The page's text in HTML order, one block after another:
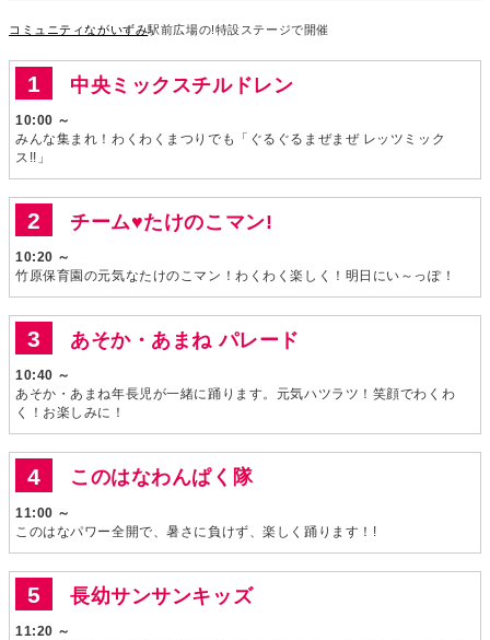
コミュニティながいずみ駅前広場の!特設ステージで開催
中央ミックスチルドレン
10:00 ～
みんな集まれ！わくわくまつりでも「ぐるぐるまぜまぜ レッツミック
ス!!」
チーム♥たけのこマン!
10:20 ～
竹原保育園の元気なたけのこマン！わくわく楽しく！明日にい～っぽ！
あそか・あまね パレード
10:40 ～
あそか・あまね年長児が一緒に踊ります。元気ハツラツ！笑顔でわくわ
く！お楽しみに！
このはなわんぱく隊
11:00 ～
このはなパワー全開で、暑さに負けず、楽しく踊ります！!
長幼サンサンキッズ
11:20 ～